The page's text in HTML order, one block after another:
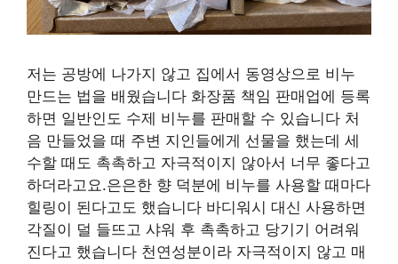
저는 공방에 나가지 않고 집에서 동영상으로 비누
만드는 법을 배웠습니다 화장품 책임 판매업에 등록
하면 일반인도 수제 비누를 판매할 수 있습니다 처
음 만들었을 때 주변 지인들에게 선물을 했는데 세
수할 때도 촉촉하고 자극적이지 않아서 너무 좋다고
하더라고요.은은한 향 덕분에 비누를 사용할 때마다
힐링이 된다고도 했습니다 바디워시 대신 사용하면
각질이 덜 들뜨고 샤워 후 촉촉하고 당기기 어려워
진다고 했습니다 천연성분이라 자극적이지 않고 매